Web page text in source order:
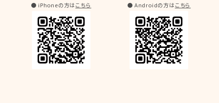
● iPhoneの方はこちら ● Androidの方はこちら